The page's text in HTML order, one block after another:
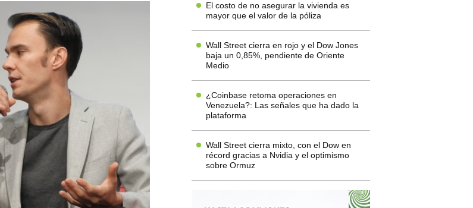
El costo de no asegurar la vivienda es
mayor que el valor de la póliza
Wall Street cierra en rojo y el Dow Jones
baja un 0,85%, pendiente de Oriente
Medio
¿Coinbase retoma operaciones en
Venezuela?: Las señales que ha dado la
plataforma
Wall Street cierra mixto, con el Dow en
récord gracias a Nvidia y el optimismo
sobre Ormuz